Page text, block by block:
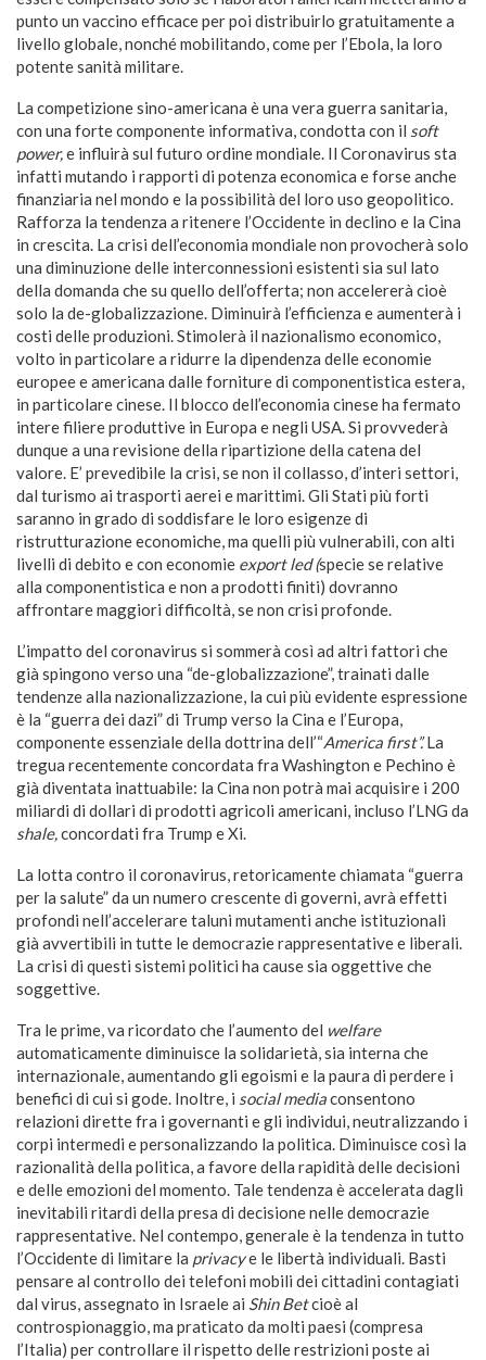
punto un vaccino efficace per poi distribuirlo gratuitamente a
livello globale, nonché mobilitando, come per l’Ebola, la loro
potente sanità militare.
La competizione sino-americana è una vera guerra sanitaria,
con una forte componente informativa, condotta con il soft
power,e influirà sul futuro ordine mondiale. Il Coronavirus sta
infatti mutando i rapporti di potenza economica e forse anche
finanziaria nel mondo e la possibilità del loro uso geopolitico.
Rafforza la tendenza a ritenere l’Occidente in declino e la Cina
in crescita. La crisi dell’economia mondiale non provocherà solo
una diminuzione delle interconnessioni esistenti sia sul lato
della domanda che su quello dell’offerta; non accelererà cioè
solo la de-globalizzazione. Diminuirà l’efficienza e aumenterà i
costi delle produzioni. Stimolerà il nazionalismo economico,
volto in particolare a ridurre la dipendenza delle economie
europee e americana dalle forniture di componentistica estera,
in particolare cinese. Il blocco dell’economia cinese ha fermato
intere filiere produttive in Europa e negli USA. Si provvederà
dunque a una revisione della ripartizione della catena del
valore. E’ prevedibile la crisi, se non il collasso, d’interi settori,
dal turismo ai trasporti aerei e marittimi. Gli Stati più forti
saranno in grado di soddisfare le loro esigenze di
ristrutturazione economiche, ma quelli più vulnerabili, con alti
livelli di debito e con economie export led (specie se relative
alla componentistica e non a prodotti finiti) dovranno
affrontare maggiori difficoltà, se non crisi profonde.
L’impatto del coronavirus si sommerà così ad altri fattori che
già spingono verso una “de-globalizzazione”, trainati dalle
tendenze alla nazionalizzazione, la cui più evidente espressione
è la “guerra dei dazi” di Trump verso la Cina e l’Europa,
componente essenziale della dottrina dell’“America first”.La
tregua recentemente concordata fra Washington e Pechino è
già diventata inattuabile: la Cina non potrà mai acquisire i 200
miliardi di dollari di prodotti agricoli americani, incluso l’LNG da
shale,concordati fra Trump e Xi.
La lotta contro il coronavirus, retoricamente chiamata “guerra
per la salute” da un numero crescente di governi, avrà effetti
profondi nell’accelerare taluni mutamenti anche istituzionali
già avvertibili in tutte le democrazie rappresentative e liberali.
La crisi di questi sistemi politici ha cause sia oggettive che
soggettive.
Tra le prime, va ricordato che l’aumento del welfare
automaticamente diminuisce la solidarietà, sia interna che
internazionale, aumentando gli egoismi e la paura di perdere i
benefici di cui si gode. Inoltre, i social mediaconsentono
relazioni dirette fra i governanti e gli individui, neutralizzando i
corpi intermedi e personalizzando la politica. Diminuisce così la
razionalità della politica, a favore della rapidità delle decisioni
e delle emozioni del momento. Tale tendenza è accelerata dagli
inevitabili ritardi della presa di decisione nelle democrazie
rappresentative. Nel contempo, generale è la tendenza in tutto
l’Occidente di limitare la privacye le libertà individuali. Basti
pensare al controllo dei telefoni mobili dei cittadini contagiati
dal virus, assegnato in Israele ai Shin Betcioè al
controspionaggio, ma praticato da molti paesi (compresa
l’Italia) per controllare il rispetto delle restrizioni poste ai